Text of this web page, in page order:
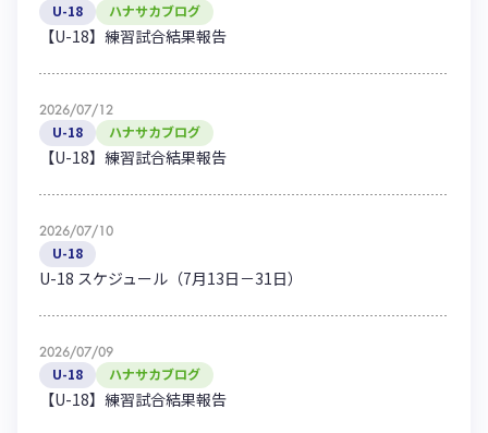
U-18 ハナサカブログ
【U-18】練習試合結果報告
2026/07/12
U-18 ハナサカブログ
【U-18】練習試合結果報告
2026/07/10
U-18
U-18 スケジュール（7月13日－31日）
2026/07/09
U-18 ハナサカブログ
【U-18】練習試合結果報告